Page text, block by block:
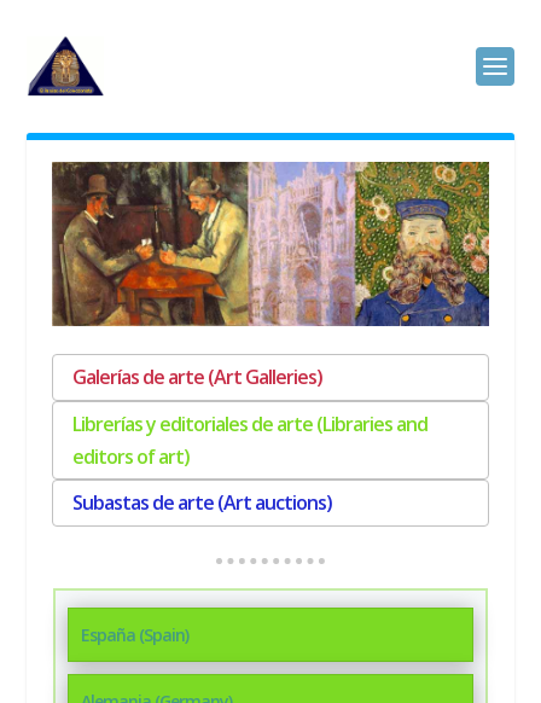
Galerías de arte (Art Galleries)
Librerías y editoriales de arte (Libraries and
editors of art)
Subastas de arte (Art auctions)
España (Spain)